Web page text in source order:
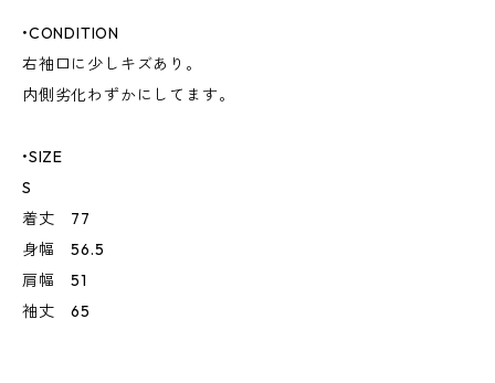
•CONDITION
右袖口に少しキズあり。
内側劣化わずかにしてます。
•SIZE
S
着丈 77
身幅 56.5
肩幅 51
袖丈 65